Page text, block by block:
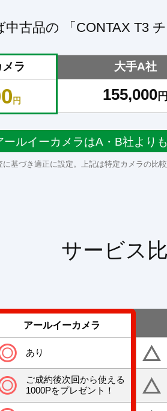
中古品の 「CONTAX T3
ラ
円
大手A社
155,000円
ールイーカメラはA・B社よりも
基づき適正に設定。上記は特定カメラの比
サービス
アールイーカメラ
あり
ご成約後次回から使える
1000Pをプレゼント！